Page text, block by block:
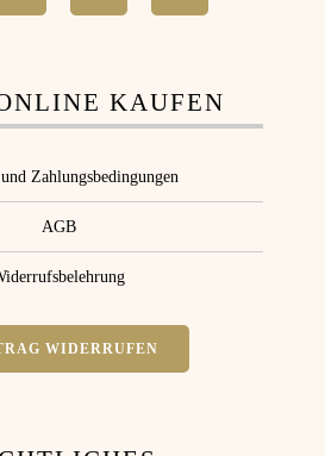
KAUFEN
Zahlungsbedingungen
AGB
WIDERRUFEN